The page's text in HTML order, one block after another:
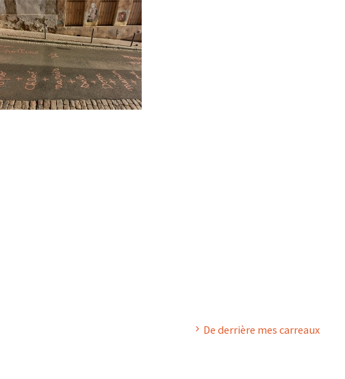
De derrière mes carreaux